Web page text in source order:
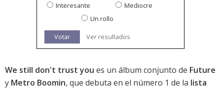
Interesante
Mediocre
Un rollo
Votar Ver resultados
We still don't trust you es un álbum conjunto de Future
y Metro Boomin, que debuta en el número 1 de la lista